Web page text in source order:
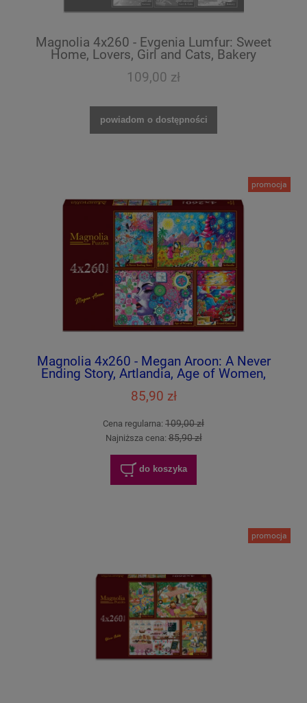
Magnolia 4x260 - Evgenia Lumfur: Sweet
Home, Lovers, Girl and Cats, Bakery
109,00 zł
powiadom o dostępności
Magnolia 4x260 - Megan Aroon: A Never
Ending Story, Artlandia, Age of Women,
Grand Canyon
85,90 zł
Cena regularna: 109,00 zł
Najniższa cena:85,90 zł
do koszyka
promocja
promocja